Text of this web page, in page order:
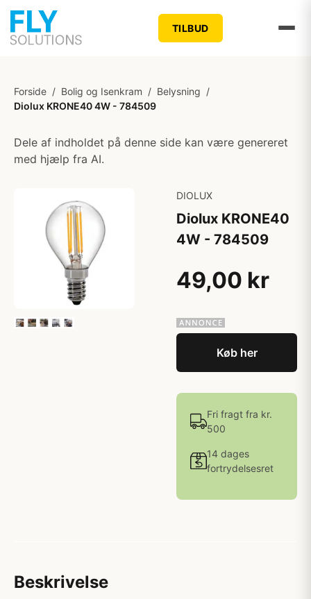
TILBUD
Forside / Bolig og Isenkram / Belysning /
Diolux KRONE40 4W - 784509
Dele af indholdet på denne side kan være genereret
med hjælp fra AI.
DIOLUX
Diolux KRONE40
4W - 784509
49,00 kr
Køb her
Fri fragt fra kr.
500
14 dages
fortrydelsesret
Beskrivelse